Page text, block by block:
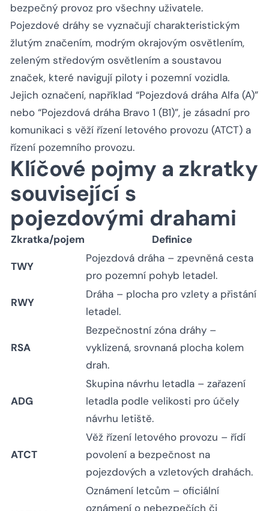
bezpečný provoz pro všechny uživatele.
Pojezdové dráhy se vyznačují charakteristickým
žlutým značením, modrým okrajovým osvětlením,
zeleným středovým osvětlením a soustavou
značek, které navigují piloty i pozemní vozidla.
Jejich označení, například “Pojezdová dráha Alfa (A)”
nebo “Pojezdová dráha Bravo 1 (B1)”, je zásadní pro
komunikaci s věží řízení letového provozu (ATCT) a
řízení pozemního provozu.
Klíčové pojmy a zkratky
související s
pojezdovými drahami
Zkratka/pojem Definice
TWY
Pojezdová dráha – zpevněná cesta
pro pozemní pohyb letadel.
RWY
Dráha – plocha pro vzlety a přistání
letadel.
RSA
Bezpečnostní zóna dráhy –
vyklizená, srovnaná plocha kolem
drah.
ADG
Skupina návrhu letadla – zařazení
letadla podle velikosti pro účely
návrhu letiště.
ATCT
Věž řízení letového provozu – řídí
povolení a bezpečnost na
pojezdových a vzletových drahách.
Oznámení letcům – oficiální
oznámení o nebezpečích či